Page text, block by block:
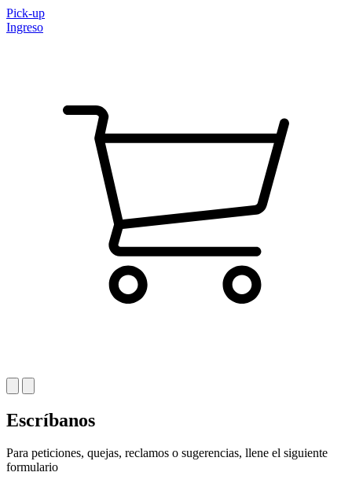
Pick-up
Ingreso
Escríbanos
Para peticiones, quejas, reclamos o sugerencias, llene el siguiente
formulario